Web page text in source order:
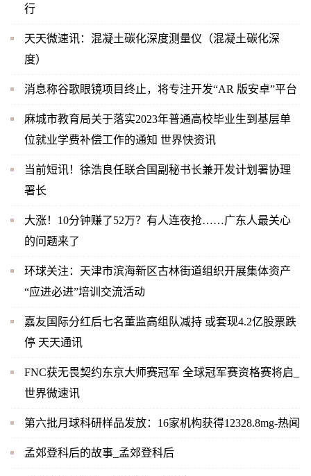
行
天天微速讯：混凝土碳化深度测量仪（混凝土碳化深
度）
消息称谷歌眼镜项目终止，将专注开发“AR 版安卓”平台
麻城市教育局关于落实2023年普通高校毕业生到基层单
位就业学费补偿工作的通知 世界快资讯
当前短讯！徐浩良任联合国副秘书长兼开发计划署协理
署长
大涨！10分钟赚了52万？有人连夜抢……广东人最关心
的问题来了
环球关注：天津市滨海新区古林街道组织开展集体资产
“应进必进”培训交流活动
嘉友国际分红后七名董监高组队减持 或套现4.2亿股票跌
停 天天通讯
FNC获无畏契约东京大师赛冠军 全球冠军赛资格赛将启_
世界微速讯
第六批月球科研样品发放：16家机构获得12328.8mg-热闻
孟郊登科后的故事_孟郊登科后